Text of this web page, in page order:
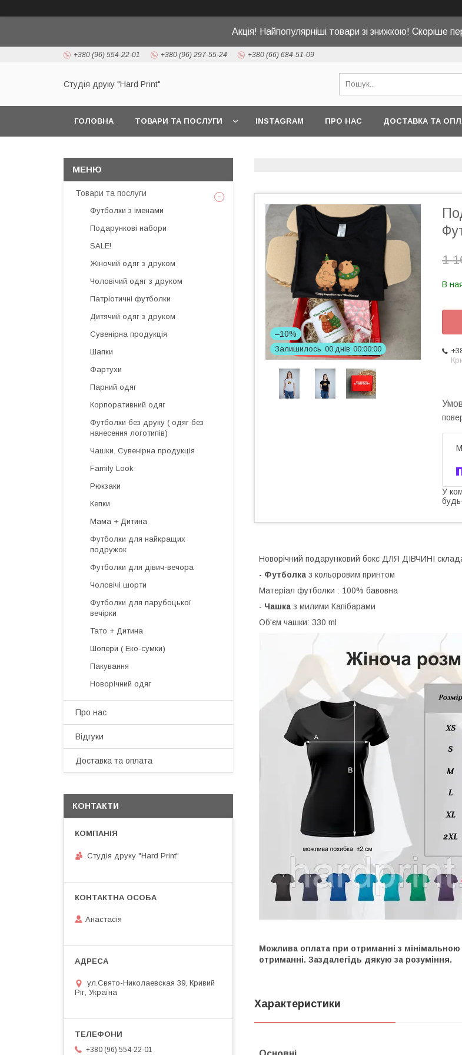
Акція! Найпопулярніші товари зі знижкою! Скоріше
+380 (96) 554-22-01 +380 (96) 297-55-24 +380 (66) 684-51-09
Студія друку "Hard Print"
ГОЛОВНА ТОВАРИ ТА ПОСЛУГИ INSTAGRAM ПРО НАС ДОСТАВКА ТА
–10%
Залишилось 00 днів 00 00 00
1
В
У
Новорічний подарунковий бокс ДЛЯ ДІВЧИНІ
- Футболка з кольоровим принтом
Матеріал футболки : 100% бавовна
- Чашка з милими Капібарами
Об'єм чашки: 330 ml
Можлива оплата при отриманні з
отриманні. Заздалегідь дякую за розуміння.
Характеристики
Товари та послуги
Футболки з іменами
Подарункові набори
SALE!
Жіночий одяг з друком
Чоловічий одяг з друком
Патріотичні футболки
Дитячий одяг з друком
Сувенірна продукція
Шапки
Фартухи
Парний одяг
Корпоративний одяг
Футболки без друку ( одяг без
нанесення логотипів)
Чашки. Сувенірна продукція
Family Look
Рюкзаки
Кепки
Мама + Дитина
Футболки для найкращих
подружок
Футболки для дівич-вечора
Чоловічі шорти
Футболки для парубоцької
вечірки
Тато + Дитина
Шопери ( Еко-сумки)
Пакування
Новорічний одяг
Про нас
Відгуки
Доставка та оплата
КОНТАКТИ
Студія друку "Hard Print"
Анастасія
ул.Свято-Николаевская 39, Кривий
Ріг, Україна
+380 (96) 554-22-01